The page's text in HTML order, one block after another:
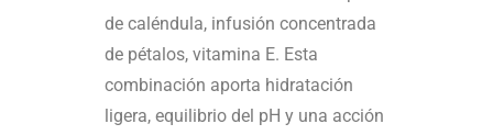
de caléndula, infusión concentrada
de pétalos, vitamina E. Esta
combinación aporta hidratación
ligera, equilibrio del pH y una acción